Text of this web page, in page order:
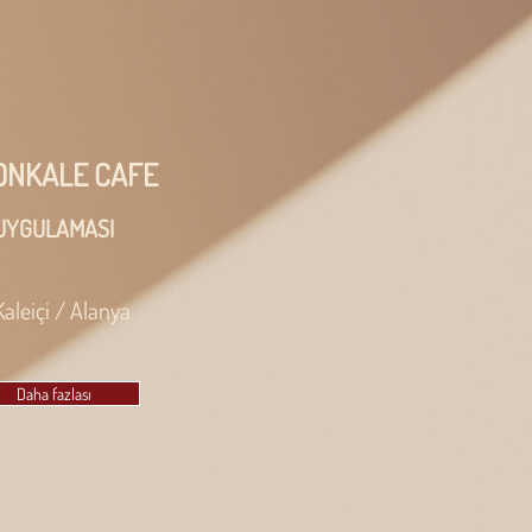
CAFE
/ Alanya
Daha fazlası